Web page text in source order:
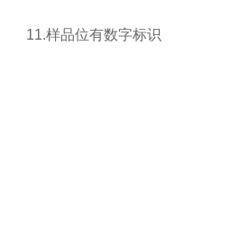
11.样品位有数字标识